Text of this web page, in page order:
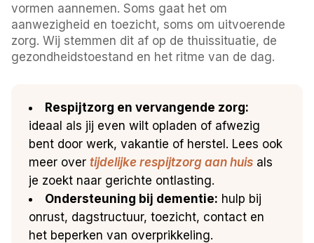
vormen aannemen. Soms gaat het om
aanwezigheid en toezicht, soms om uitvoerende
zorg. Wij stemmen dit af op de thuissituatie, de
gezondheidstoestand en het ritme van de dag.
Respijtzorg en vervangende zorg:
ideaal als jij even wilt opladen of afwezig
bent door werk, vakantie of herstel. Lees ook
meer overtijdelijke respijtzorg aan huis als
je zoekt naar gerichte ontlasting.
Ondersteuning bij dementie: hulp bij
onrust, dagstructuur, toezicht, contact en
het beperken van overprikkeling.